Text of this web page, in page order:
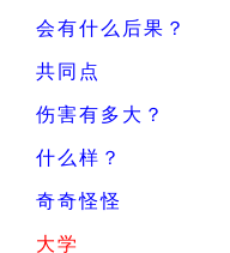
会有什么后果？
共同点
伤害有多大？
什么样？
奇奇怪怪
大学